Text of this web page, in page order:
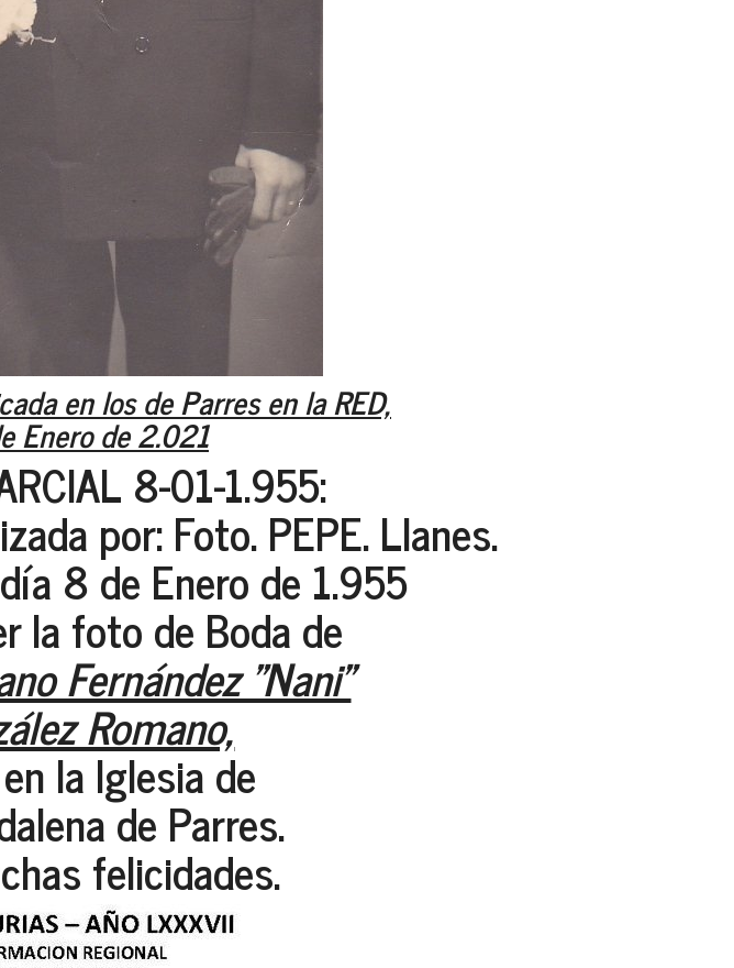
en los de Parres en la RED,
Enero de 2.021
8-01-1.955:
por: Foto. PEPE. Llanes.
8 de Enero de 1.955
la foto de Boda de
Fernández "Nani"
Romano,
la Iglesia de
de Parres.
felicidades.